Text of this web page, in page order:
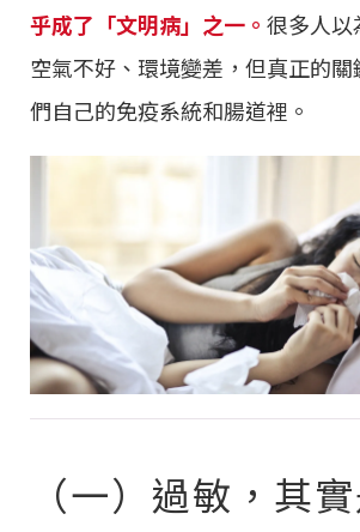
乎成了「文明病」之一。 很多人以
空氣不好、環境變差，但真正的
們自己的免疫系統和腸道裡。
（一）過敏，其